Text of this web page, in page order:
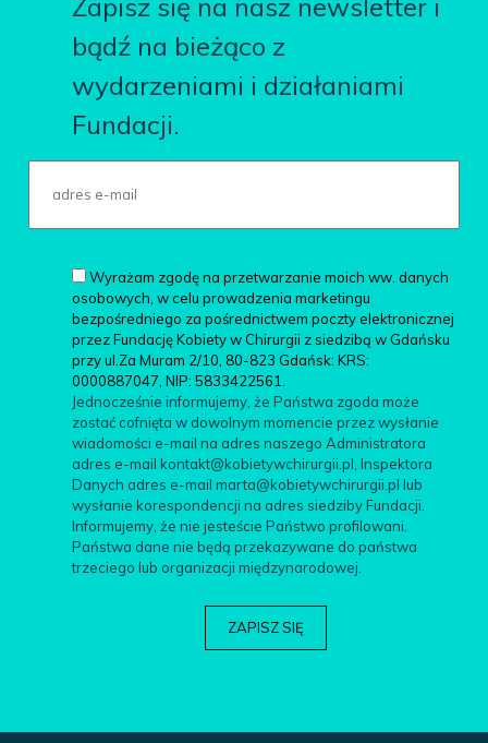
Zapisz się na nasz newsletter i
bądź na bieżąco z
wydarzeniami i działaniami
Fundacji.
Wyrażam zgodę na przetwarzanie moich ww. danych
osobowych, w celu prowadzenia marketingu
bezpośredniego za pośrednictwem poczty elektronicznej
przez Fundację Kobiety w Chirurgii z siedzibą w Gdańsku
przy ul.Za Muram 2/10, 80-823 Gdańsk: KRS:
0000887047, NIP: 5833422561.
Jednocześnie informujemy, że Państwa zgoda może
zostać cofnięta w dowolnym momencie przez wysłanie
wiadomości e-mail na adres naszego Administratora
adres e-mail kontakt@kobietywchirurgii.pl, Inspektora
Danych adres e-mail marta@kobietywchirurgii.pl lub
wysłanie korespondencji na adres siedziby Fundacji.
Informujemy, że nie jesteście Państwo profilowani.
Państwa dane nie będą przekazywane do państwa
trzeciego lub organizacji międzynarodowej.